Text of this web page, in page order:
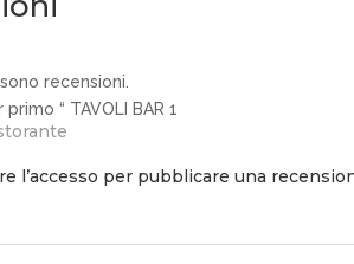
recensioni.
“ TAVOLI BAR 1
l’accesso per pubblicare una